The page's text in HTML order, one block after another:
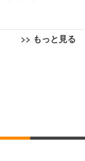
>> もっと見る
レワーク 疲れな
クト 約105度ロッ
昇降 強化ナイロ
ーク H-WY01
クチェア メッシ
ク
ター | FlexScan
Type-C・ホワ
ター | FlexScan
型 レギュラー 1
厚型 ワイド 42枚
ルー)